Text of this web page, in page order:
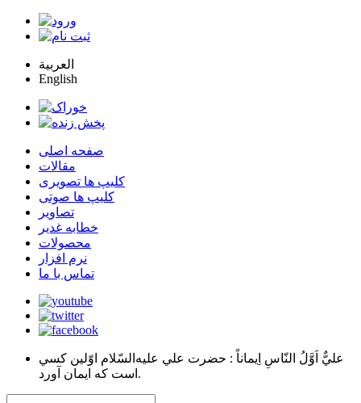
العربية
English
صفحه اصلی
مقالات
کلیپ ها تصویری
کلیپ ها صوتی
تصاویر
خطابه غدیر
محصولات
نرم افزار
تماس با ما
عليٌّ اَوَّلُ النّاسِ اِيماناً : حضرت علي عليه‌السّلام اوّلين كسي
است كه ايمان آورد.